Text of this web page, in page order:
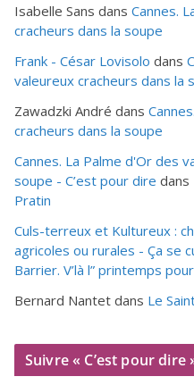
Isabelle Sans dans Cannes.
cracheurs dans la soupe
Frank - César Lovisolo dans
valeureux cracheurs dans la
Zawadzki André dans
cracheurs dans la soupe
Cannes. La Palme d'Or des
soupe - C’est pour dire dans
Pratin
Culs-terreux et Kultureux :
agricoles ou rurales - Ça se
Barrier. V’là l” printemps
Bernard Nantet dans Le
Suivre « C’est pour dire